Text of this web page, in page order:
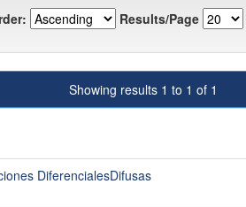
Results/Page
Showing results 1 to 1 of 1
DiferencialesDifusas